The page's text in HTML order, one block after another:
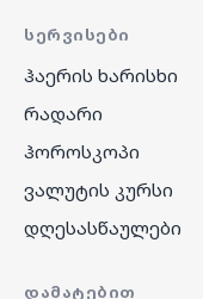
ᲡᲔᲠᲕᲘᲡᲔᲑᲘ
ჰაერის ხარისხი
რადარი
ჰოროსკოპი
ვალუტის კურსი
დღესასწაულები
ᲓᲐᲛᲐᲢᲔᲑᲘᲗ